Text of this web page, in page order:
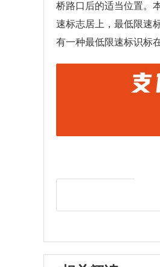
桥路口后的适当位置。
速标志居上，最低限速
有一种最低限速标识标